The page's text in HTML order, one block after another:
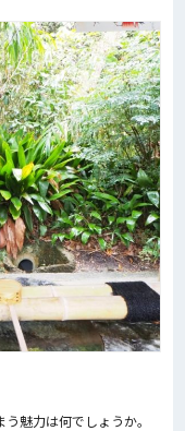
魅力は何でしょうか。